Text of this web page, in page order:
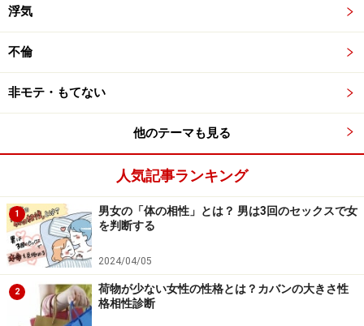
4.完璧主義からくる自虐には「そのままで
良い」という認識を
「ありのままでいい」という認識
完璧主義の人は、理想と現実を比較して「ありのままの
自分じゃダメだ」と思いがち。もっと「ありのままでい
いよ」という認識を持たせてあげることで、ネガティブ
浮気
不倫
非モテ・もてない
他のテーマも見る
人気記事ランキング
1
男女の「体の相性」とは？ 男は3回のセックスで女
を判断する
2024/04/05
2
荷物が少ない女性の性格とは？カバンの大きさ性
格相性診断